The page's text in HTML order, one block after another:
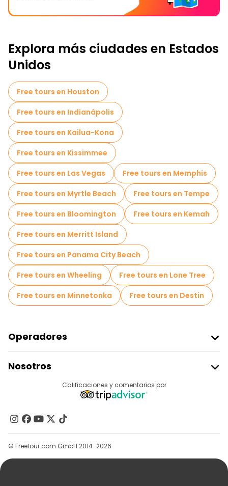
Explora más ciudades en Estados
Unidos
Free tours en Houston
Free tours en Indianápolis
Free tours en Kailua-Kona
Free tours en Kissimmee
Free tours en Las Vegas
Free tours en Memphis
Free tours en Myrtle Beach
Free tours en Tempe
Free tours en Bloomington
Free tours en Kemah
Free tours en Merritt Island
Free tours en Panama City Beach
Free tours en Wheeling
Free tours en Lone Tree
Free tours en Minnetonka
Free tours en Destin
Operadores
Acceder Como Proveedor
Programa De Afiliados
Nosotros
Contacto
Grupos
Ayuda
Calificaciones y comentarios por
© Freetour.com GmbH 2014-2026